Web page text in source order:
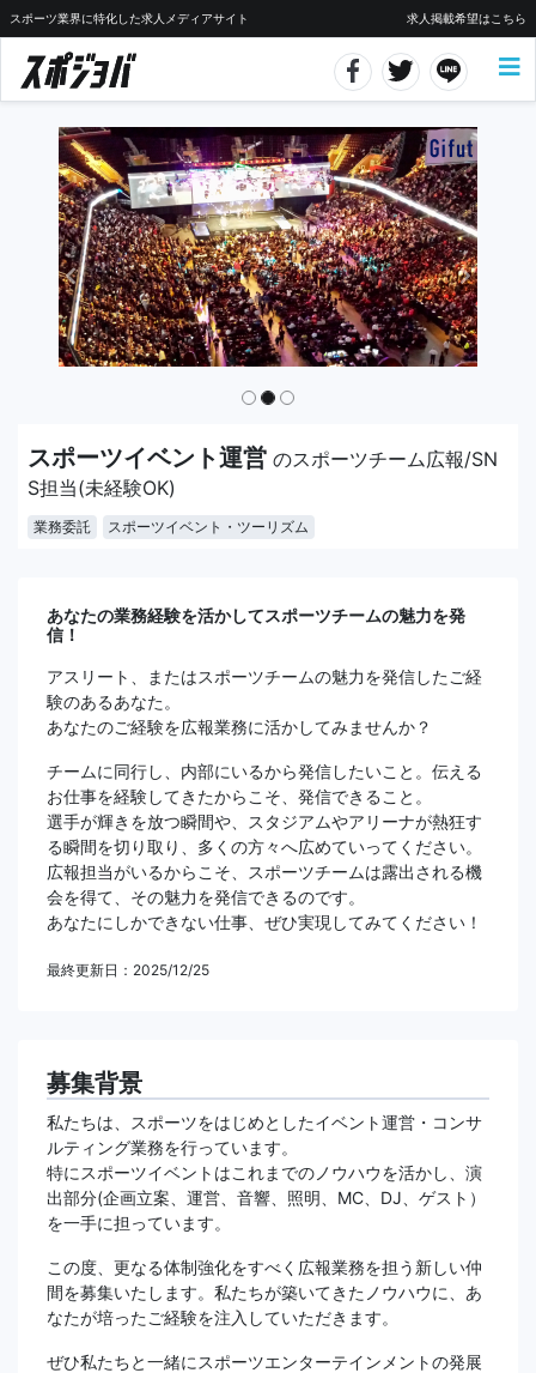
スポーツ業界に特化した求人メディアサイト 求人掲載希望はこちら
スポーツイベント運営 のスポーツチーム広報/SN
S担当(未経験OK)
業務委託 スポーツイベント・ツーリズム
あなたの業務経験を活かしてスポーツチームの魅力を発
信！
アスリート、またはスポーツチームの魅力を発信したご経
験のあるあなた。
あなたのご経験を広報業務に活かしてみませんか？
チームに同行し、内部にいるから発信したいこと。伝える
お仕事を経験してきたからこそ、発信できること。
選手が輝きを放つ瞬間や、スタジアムやアリーナが熱狂す
る瞬間を切り取り、多くの方々へ広めていってください。
広報担当がいるからこそ、スポーツチームは露出される機
会を得て、その魅力を発信できるのです。
あなたにしかできない仕事、ぜひ実現してみてください！
最終更新日：2025/12/25
募集背景
私たちは、スポーツをはじめとしたイベント運営・コンサ
ルティング業務を行っています。
特にスポーツイベントはこれまでのノウハウを活かし、演
出部分(企画立案、運営、音響、照明、MC、DJ、ゲスト）
を一手に担っています。
この度、更なる体制強化をすべく広報業務を担う新しい仲
間を募集いたします。私たちが築いてきたノウハウに、あ
なたが培ったご経験を注入していただきます。
ぜひ私たちと一緒にスポーツエンターテインメントの発展